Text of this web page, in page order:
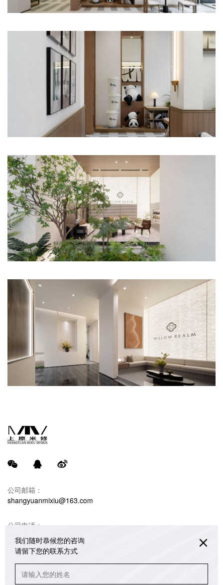
公司邮箱：
shangyuanmixiu@163.com
公司电话：
18680990732 韩光亚（米修设计）
重庆江北区绿地海外滩销售中心办公楼3/4/5楼
我们随时恭候您的咨询
请留下您的联系方式